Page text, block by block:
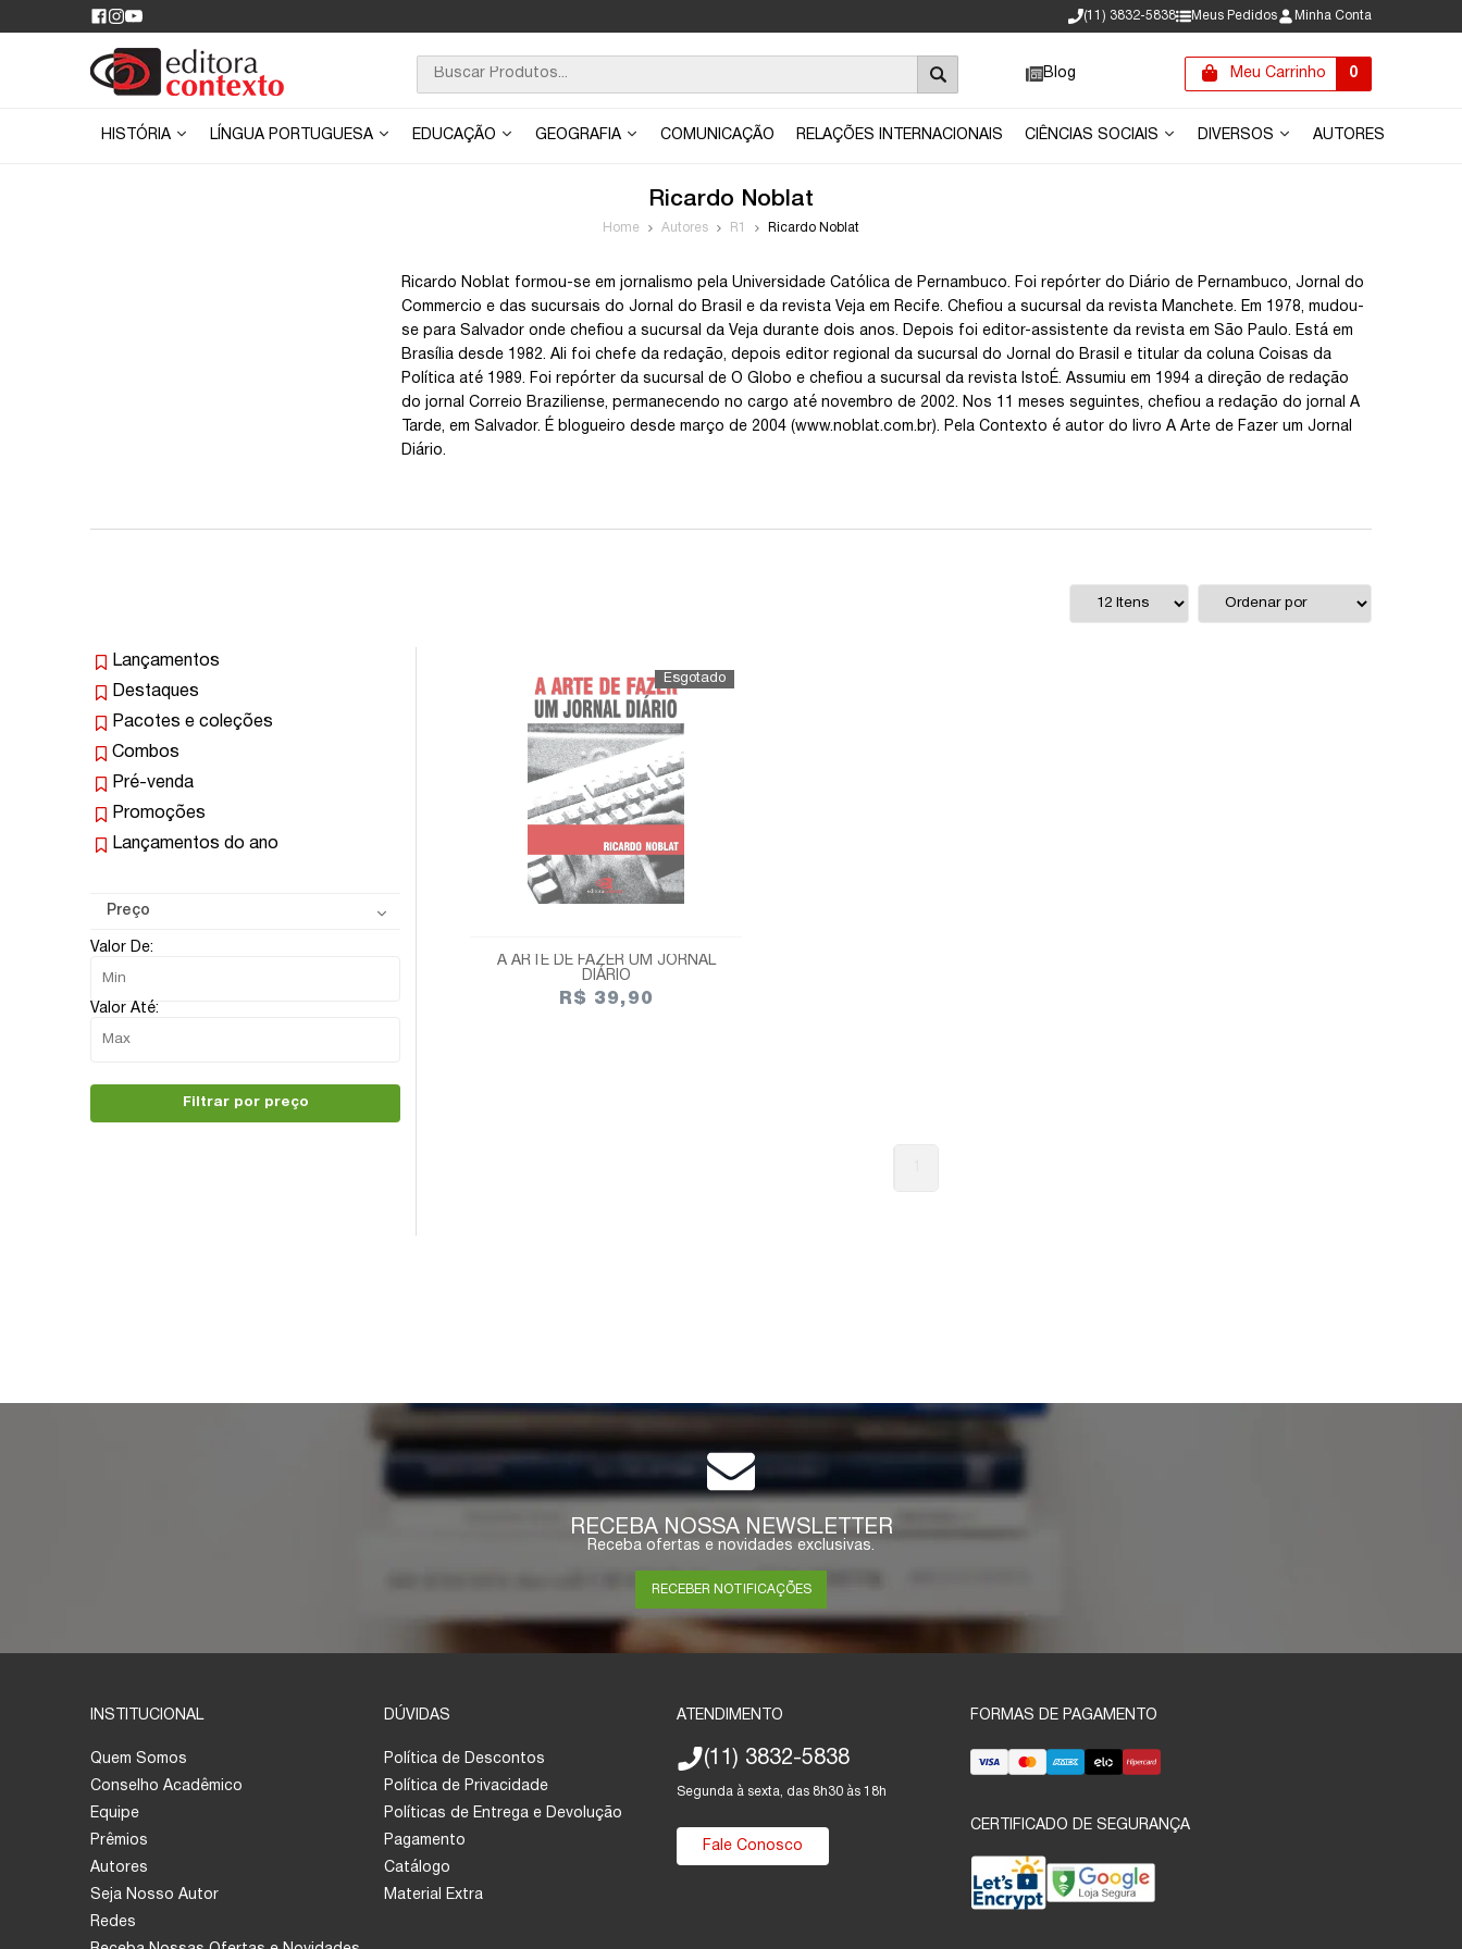
(11) 3832-5838 Meus Pedidos Minha Conta
Blog Meu Carrinho 0
HISTÓRIA LÍNGUA PORTUGUESA EDUCAÇÃO GEOGRAFIA COMUNICAÇÃO RELAÇÕES INTERNACIONAIS CIÊNCIAS SOCIAIS DIVERSOS AUTORES
Ricardo Noblat
Home Autores R1 Ricardo Noblat
Ricardo Noblat formou-se em jornalismo pela Universidade Católica de Pernambuco. Foi repórter do Diário de Pernambuco, Jornal do
Commercio e das sucursais do Jornal do Brasil e da revista Veja em Recife. Chefiou a sucursal da revista Manchete. Em 1978, mudou-
se para Salvador onde chefiou a sucursal da Veja durante dois anos. Depois foi editor-assistente da revista em São Paulo. Está em
Brasília desde 1982. Ali foi chefe da redação, depois editor regional da sucursal do Jornal do Brasil e titular da coluna Coisas da
Política até 1989. Foi repórter da sucursal de O Globo e chefiou a sucursal da revista IstoÉ. Assumiu em 1994 a direção de redação
do jornal Correio Braziliense, permanecendo no cargo até novembro de 2002. Nos 11 meses seguintes, chefiou a redação do jornal A
Tarde, em Salvador. É blogueiro desde março de 2004 (www.noblat.com.br). Pela Contexto é autor do livro A Arte de Fazer um Jornal
Diário.
Lançamentos
Destaques
Pacotes e coleções
Combos
Pré-venda
Promoções
Lançamentos do ano
Preço
Valor De:
Valor Até:
Filtrar por preço
A ARTE DE FAZER UM JORNAL
DIÁRIO
R$ 39,90
RECEBA NOSSA NEWSLETTER
Receba ofertas e novidades exclusivas.
RECEBER NOTIFICAÇÕES
INSTITUCIONAL
Quem Somos
Conselho Acadêmico
Equipe
Prêmios
Autores
Seja Nosso Autor
Redes
DÚVIDAS
Política de Descontos
Política de Privacidade
Políticas de Entrega e Devolução
Pagamento
Catálogo
Material Extra
ATENDIMENTO
(11) 3832-5838
Segunda à sexta, das 8h30 às 18h
Fale Conosco
FORMAS DE PAGAMENTO
CERTIFICADO DE SEGURANÇA